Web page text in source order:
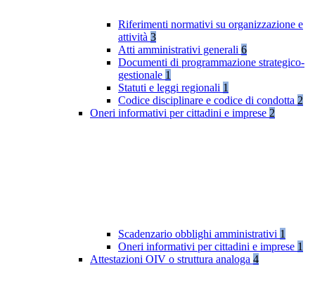
Riferimenti normativi su organizzazione e
attività 3
Atti amministrativi generali 6
Documenti di programmazione strategico-
gestionale 1
Statuti e leggi regionali 1
Codice disciplinare e codice di condotta 2
Oneri informativi per cittadini e imprese 2
Scadenzario obblighi amministrativi 1
Oneri informativi per cittadini e imprese 1
Attestazioni OIV o struttura analoga 4